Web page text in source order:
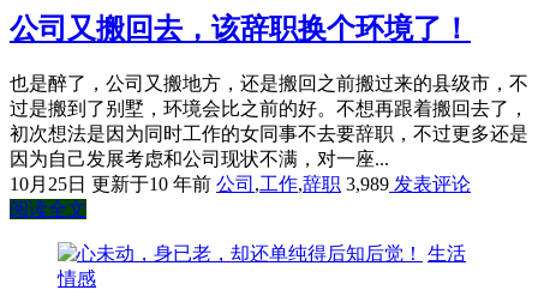
公司又搬回去，该辞职换个环境了！
也是醉了，公司又搬地方，还是搬回之前搬过来的县级市，不
过是搬到了别墅，环境会比之前的好。不想再跟着搬回去了，
初次想法是因为同时工作的女同事不去要辞职，不过更多还是
因为自己发展考虑和公司现状不满，对一座...
10月25日 更新于10 年前 公司 ,工作,辞职 3,989 发表评论
阅读全文
生活
情感